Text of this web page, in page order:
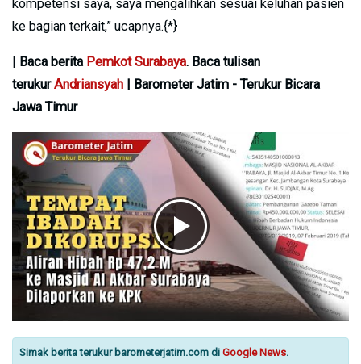
kompetensi saya, saya mengalihkan sesuai keluhan pasien
ke bagian terkait,” ucapnya.{*}
| Baca berita Pemkot Surabaya. Baca tulisan
terukurAndriansyah | Barometer Jatim - Terukur Bicara
Jawa Timur
Simak berita terukur barometerjatim.com di Google News.